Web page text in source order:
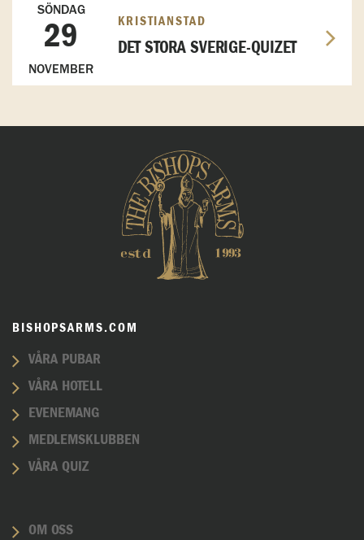
SÖNDAG
29
NOVEMBER
KRISTIANSTAD
DET STORA SVERIGE-QUIZET
BISHOPSARMS.COM
VÅRA PUBAR
VÅRA HOTELL
EVENEMANG
MEDLEMSKLUBBEN
VÅRA QUIZ
OM OSS